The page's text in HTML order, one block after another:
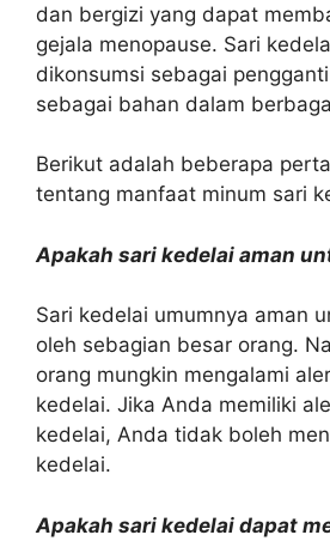
dan bergizi yang dapat
gejala menopause. Sari
dikonsumsi sebagai
sebagai bahan dalam
Berikut adalah beberapa
tentang manfaat minum sari
Apakah sari kedelai aman
Sari kedelai umumnya aman
oleh sebagian besar orang.
orang mungkin mengalami
kedelai. Jika Anda memiliki
kedelai, Anda tidak boleh
kedelai.
Apakah sari kedelai dapat